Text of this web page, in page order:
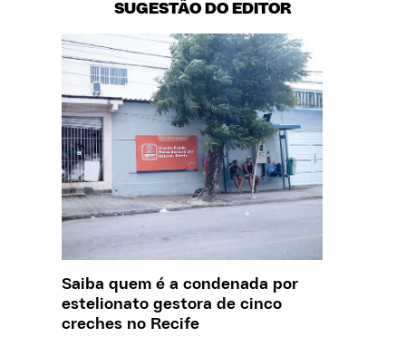
SUGESTÃO DO EDITOR
Saiba quem é a condenada por
estelionato gestora de cinco
creches no Recife